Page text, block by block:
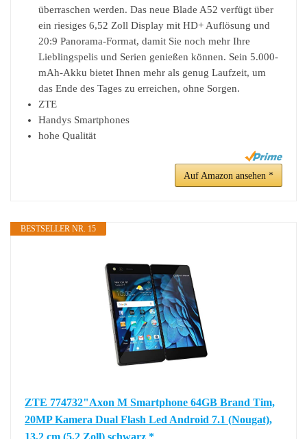
überraschen werden. Das neue Blade A52 verfügt über
ein riesiges 6,52 Zoll Display mit HD+ Auflösung und
20:9 Panorama-Format, damit Sie noch mehr Ihre
Lieblingspelis und Serien genießen können. Sein 5.000-
mAh-Akku bietet Ihnen mehr als genug Laufzeit, um
das Ende des Tages zu erreichen, ohne Sorgen.
ZTE
Handys Smartphones
hohe Qualität
Auf Amazon ansehen *
BESTSELLER NR. 15
ZTE 774732"Axon M Smartphone 64GB Brand Tim,
20MP Kamera Dual Flash Led Android 7.1 (Nougat),
13,2 cm (5,2 Zoll) schwarz *